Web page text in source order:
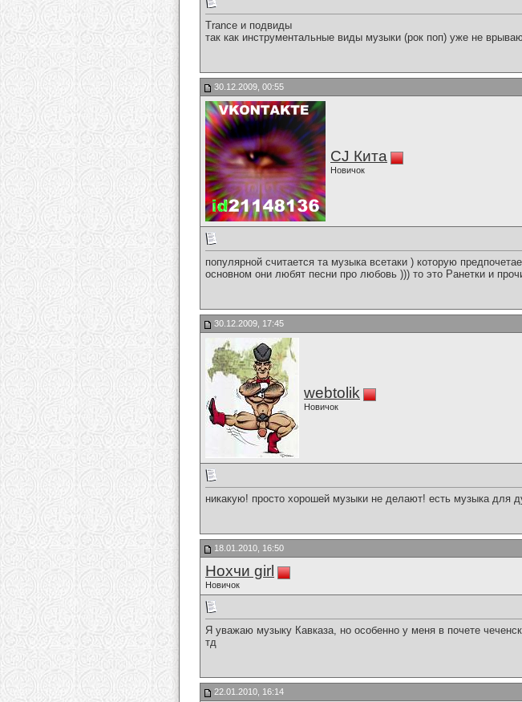
Trance и подвиды
так как инструментальные виды музыки (рок поп) уже не
30.12.2009, 00:55
CJ Кита
Новичок
популярной считается та музыка всетаки ) которую
основном они любят песни про любовь ))) то это Ранетки и
30.12.2009, 17:45
webtolik
Новичок
никакую! просто хорошей музыки не делают! есть музыка для
18.01.2010, 16:50
Нохчи girl
Новичок
Я уважаю музыку Кавказа, но особенно у меня в почете
тд
22.01.2010, 16:14